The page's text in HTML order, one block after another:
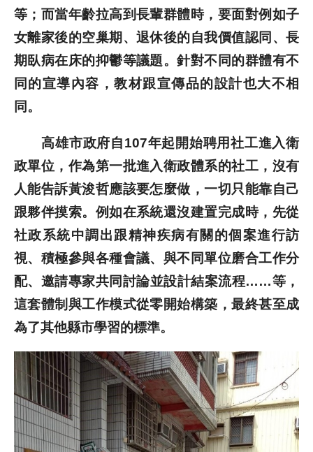
等；而當年齡拉高到長輩群體時，要面對例如子
女離家後的空巢期、退休後的自我價值認同、長
期臥病在床的抑鬱等議題。針對不同的群體有不
同的宣導內容，教材跟宣傳品的設計也大不相
同。
高雄市政府自107年起開始聘用社工進入衛
政單位，作為第一批進入衛政體系的社工，沒有
人能告訴黃浚哲應該要怎麼做，一切只能靠自己
跟夥伴摸索。例如在系統還沒建置完成時，先從
社政系統中調出跟精神疾病有關的個案進行訪
視、積極參與各種會議、與不同單位磨合工作分
配、邀請專家共同討論並設計結案流程……等，
這套體制與工作模式從零開始構築，最終甚至成
為了其他縣市學習的標準。